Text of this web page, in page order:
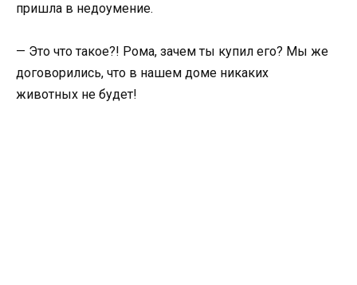
пришла в недоумение.
— Это что такое?! Рома, зачем ты купил его? Мы же
договорились, что в нашем доме никаких
животных не будет!